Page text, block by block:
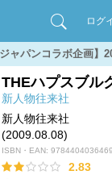
ログ
ジャパンコラボ企画】
THEハプスブル
新人物往来社
新人物往来社
(2009.08.08)
ISBN・EAN: 9784404036469
2.83